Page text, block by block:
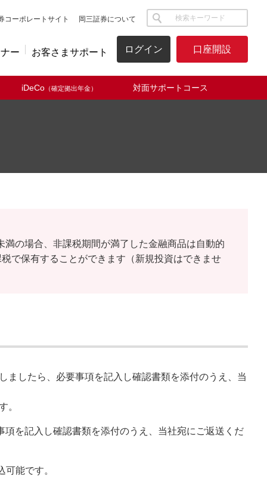
コーポレートサイト 岡三証券について サイト内検索
ー お客さまサポート ログイン 口座開設
iDeCo（確定拠出年金） 対面サポートコース
の場合、非課税期間が満了した金融商品は自動的
で保有することができます（新規投資はできませ
ましたら、必要事項を記入し確認書類を添付のうえ、当
。
を記入し確認書類を添付のうえ、当社宛にご返送くだ
能です。